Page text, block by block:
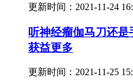
更新时间： 2021-11-24
听神经瘤伽马刀还
获益更多
更新时间： 2021-11-25